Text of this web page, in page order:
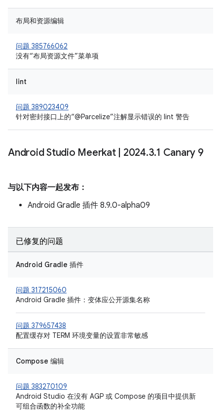
布局和资源编辑
问题 385766062
没有“布局资源文件”菜单项
lint
问题 389023409
针对密封接口上的“@Parcelize”注解显示错误的 lint 警告
Android Studio Meerkat 2024.3.1 Canary 9
与以下内容一起发布：
Android Gradle 插件 8.9.0-alpha09
已修复的问题
Android Gradle 插件
问题 317215060
Android Gradle 插件：变体应公开源集名称
问题 379657438
配置缓存对 TERM 环境变量的设置非常敏感
Compose 编辑
问题 383270109
Android Studio 在没有 AGP 或 Compose 的项目中提供新
可组合函数的补全功能